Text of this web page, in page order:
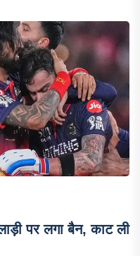
पर लगा बैन, काट ली